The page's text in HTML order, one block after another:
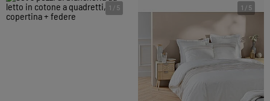
1 / 5 1 / 5